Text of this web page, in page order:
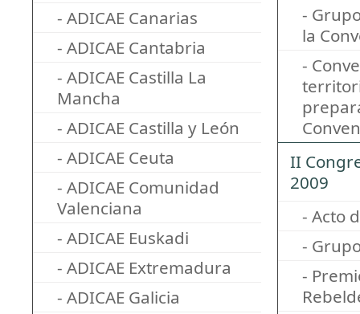
- ADICAE Canarias
- ADICAE Cantabria
- ADICAE Castilla La
Mancha
- ADICAE Castilla y León
- ADICAE Ceuta
- ADICAE Comunidad
Valenciana
- ADICAE Euskadi
- ADICAE Extremadura
- ADICAE Galicia
-
la
-
II
2009
- Acto
-
-